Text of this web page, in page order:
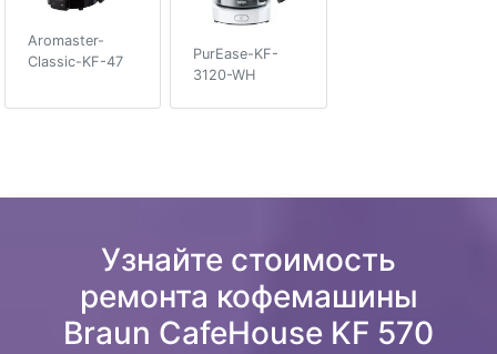
Aromaster-
Classic-KF-47
PurEase-KF-
3120-WH
Узнайте стоимость
ремонта кофемашины
Braun CafeHouse KF 570